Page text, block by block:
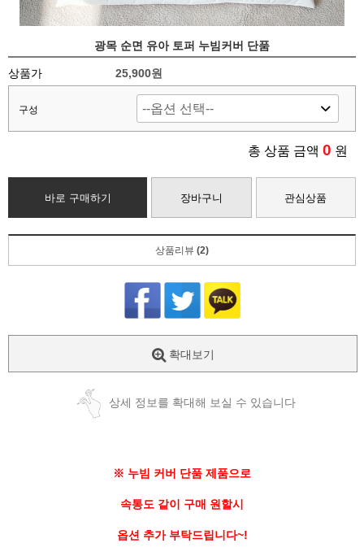
광목 순면 유아 토퍼 누빔커버 단품
상품가 25,900원
구성
총 상품 금액 0 원
바로 구매하기 장바구니 관심상품
상품리뷰 (2)
확대보기
상세 정보를 확대해 보실 수 있습니다
※ 누빔 커버 단품 제품으로
속통도 같이 구매 원할시
옵션 추가 부탁드립니다~!